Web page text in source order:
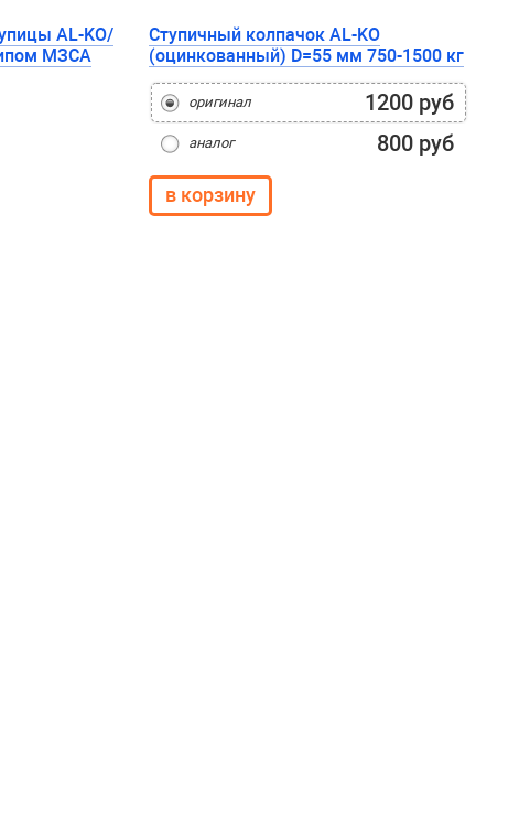
AL-KO/
МЗСА
Ступичный колпачок AL-KO
(оцинкованный) D=55 мм 750-1500 кг
оригинал 1200 руб
аналог 800 руб